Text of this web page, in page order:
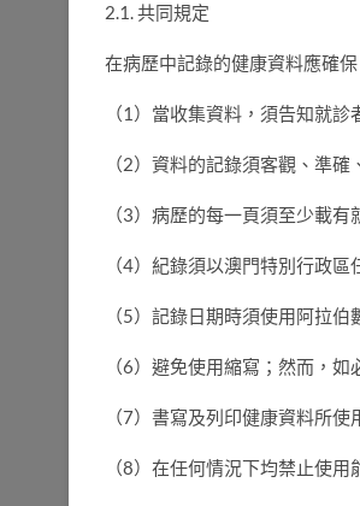
2.1. 共同規定
在病歷中記錄的健康資料應確保
（1）當收集資料，須告知就診
（2）資料的記錄須客觀、準
（3）病歷的每一頁須至少載
（4）紀錄須以澳門特別行政
（5）記錄日期時須使用阿拉
（6）避免使用縮寫；然而，
（7）書寫及列印健康資料所
（8）在任何情況下均禁止使用